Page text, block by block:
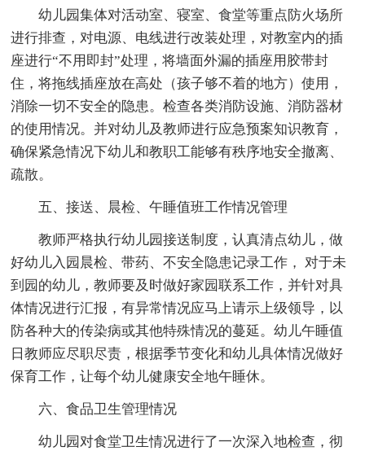
幼儿园集体对活动室、寝室、食堂等重点防火场所
进行排查，对电源、电线进行改装处理，对教室内的插
座进行“不用即封”处理，将墙面外漏的插座用胶带封
住，将拖线插座放在高处（孩子够不着的地方）使用，
消除一切不安全的隐患。检查各类消防设施、消防器材
的使用情况。并对幼儿及教师进行应急预案知识教育，
确保紧急情况下幼儿和教职工能够有秩序地安全撤离、
疏散。
五、接送、晨检、午睡值班工作情况管理
教师严格执行幼儿园接送制度，认真清点幼儿，做
好幼儿入园晨检、带药、不安全隐患记录工作， 对于未
到园的幼儿，教师要及时做好家园联系工作，并针对具
体情况进行汇报，有异常情况应马上请示上级领导，以
防各种大的传染病或其他特殊情况的蔓延。幼儿午睡值
日教师应尽职尽责，根据季节变化和幼儿具体情况做好
保育工作，让每个幼儿健康安全地午睡休。
六、食品卫生管理情况
幼儿园对食堂卫生情况进行了一次深入地检查，彻